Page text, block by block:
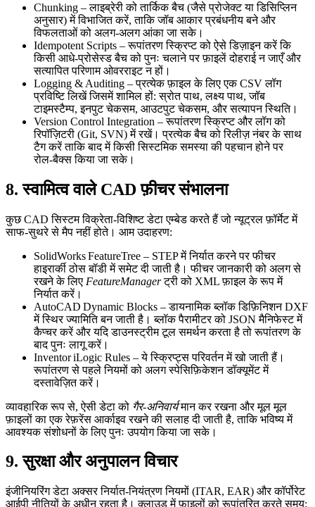
Chunking – लाइब्रेरी को तार्किक बैच (जैसे प्रोजेक्ट या डिसिप्लिन
अनुसार) में विभाजित करें, ताकि जॉब आकार प्रबंधनीय बने और
विफलताओं को अलग‑अलग आंका जा सके।
Idempotent Scripts – रूपांतरण स्क्रिप्ट को ऐसे डिज़ाइन करें कि
किसी आधे‑प्रोसेस्ड बैच को पुनः चलाने पर फ़ाइलें दोहराई न जाएँ और
सत्यापित परिणाम ओवरराइट न हों।
Logging & Auditing – प्रत्येक फ़ाइल के लिए एक CSV लॉग
प्रविष्टि लिखें जिसमें शामिल हों: स्रोत पाथ, लक्ष्य पाथ, जॉब
टाइमस्टैम्प, इनपुट चेकसम, आउटपुट चेकसम, और सत्यापन स्थिति।
Version Control Integration – रूपांतरण स्क्रिप्ट और लॉग को
रिपॉज़िटरी (Git, SVN) में रखें। प्रत्येक बैच को रिलीज़ नंबर के साथ
टैग करें ताकि बाद में किसी सिस्टमिक समस्या की पहचान होने पर
रोल‑बैक्स किया जा सके।
8. स्वामित्व वाले CAD फ़ीचर संभालना
कुछ CAD सिस्टम विक्रेता‑विशिष्ट डेटा एम्बेड करते हैं जो न्यूट्रल फ़ॉर्मेट में
साफ‑सुथरे से मैप नहीं होते। आम उदाहरण:
SolidWorks FeatureTree – STEP में निर्यात करने पर फीचर
हाइरार्की ठोस बॉडी में समेट दी जाती है। फीचर जानकारी को अलग से
रखने के लिए FeatureManagerट्री को XML फ़ाइल के रूप में
निर्यात करें।
AutoCAD Dynamic Blocks – डायनामिक ब्लॉक डिफ़िनिशन DXF
में स्थिर ज्यामिति बन जाती है। ब्लॉक पैरामीटर को JSON मैनिफेस्ट में
कैप्चर करें और यदि डाउनस्ट्रीम टूल समर्थन करता है तो रूपांतरण के
बाद पुनः लागू करें।
Inventor iLogic Rules – ये स्क्रिप्ट्स परिवर्तन में खो जाती हैं।
रूपांतरण से पहले नियमों को अलग स्पेसिफ़िकेशन डॉक्यूमेंट में
दस्तावेज़ित करें।
व्यावहारिक रूप से, ऐसी डेटा को गैर‑अनिवार्यमान कर रखना और मूल मूल
फ़ाइलों का एक रेफ़रेंस आर्काइव रखने की सलाह दी जाती है, ताकि भविष्य में
आवश्यक संशोधनों के लिए पुनः उपयोग किया जा सके।
9. सुरक्षा और अनुपालन विचार
इंजीनियरिंग डेटा अक्सर निर्यात‑नियंत्रण नियमों (ITAR, EAR) और कॉर्पोरेट
आईपी नीतियों के अधीन रहता है। क्लाउड में फ़ाइलों को रूपांतरित करते समय: